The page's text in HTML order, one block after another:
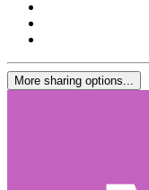
More sharing options...